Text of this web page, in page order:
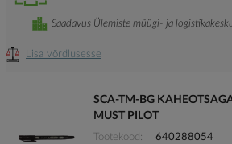
Lisa võrdlusesse
Saadavus Ülemiste müügi- ja
SCA-TM-BG
MUST PILOT
Tootekood
640288054